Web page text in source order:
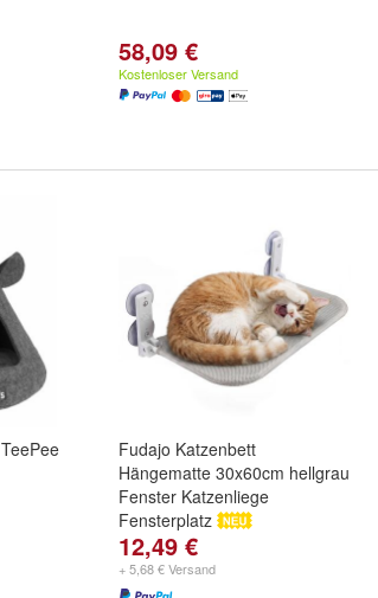
58,09 €
Kostenloser Versand
Fudajo Katzenbett
Hängematte 30x60cm hellgrau
Fenster Katzenliege
Fensterplatz
12,49 €
+ 5,68 € Versand